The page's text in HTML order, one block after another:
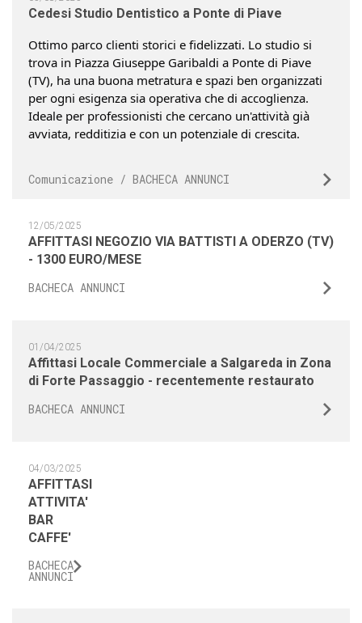
trova in Piazza Giuseppe Garibaldi a Ponte di Piave
(TV), ha una buona metratura e spazi ben organizzati
per ogni esigenza sia operativa che di accoglienza.
Ideale per professionisti che cercano un'attività già
avviata, redditizia e con un potenziale di crescita.
AFFITTASI NEGOZIO VIA BATTISTI A ODERZO (TV)
- 1300 EURO/MESE
BACHECA ANNUNCI
Affittasi Locale Commerciale a Salgareda in Zona
di Forte Passaggio - recentemente restaurato
BACHECA ANNUNCI
AFFITTASI
ATTIVITA'
BAR
CAFFE'
BACHECA
ANNUNCI